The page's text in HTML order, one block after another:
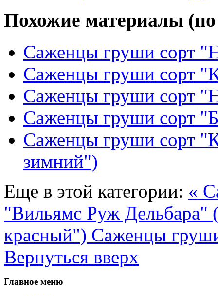
Похожие материалы (по
Саженцы груши сорт
Саженцы груши сорт
Саженцы груши сорт
Саженцы груши сорт
Саженцы груши сорт
зимний")
Еще в этой категории: «
"Вильямс Руж Дельбара"
красный") Саженцы
Вернуться вверх
Главное меню